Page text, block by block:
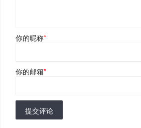
你的昵称*
你的邮箱*
提交评论